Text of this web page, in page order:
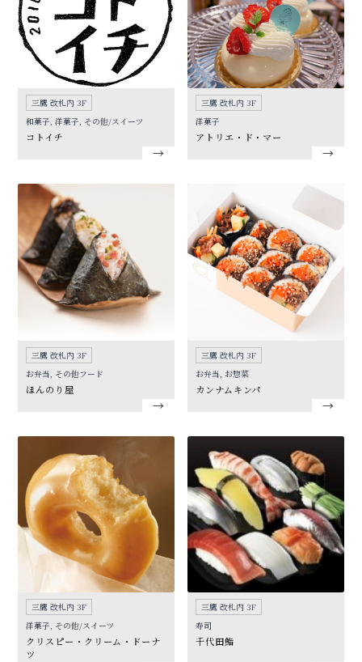
三鷹 改札内 3F
和菓子, 洋菓子, その他/スイーツ
コトイチ
三鷹 改札内 3F
洋菓子
アトリエ・ド・マー
三鷹 改札内 3F
お弁当, その他フード
ほんのり屋
三鷹 改札内 3F
お弁当, お惣菜
カンナムキンパ
三鷹 改札内 3F
洋菓子, その他/スイーツ
クリスピー・クリーム・ドーナ
ツ
三鷹 改札内 3F
寿司
千代田鮨